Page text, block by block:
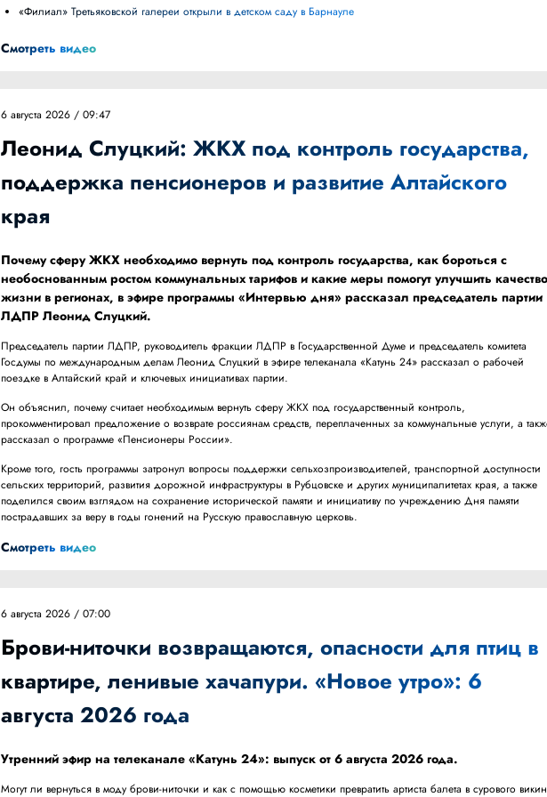
«Филиал» Третьяковской галереи открыли в детском саду в Барнауле
Смотреть видео
6 августа 2026 / 09:47
Леонид Слуцкий: ЖКХ под контроль государства,
поддержка пенсионеров и развитие Алтайского
края
Почему сферу ЖКХ необходимо вернуть под контроль государства, как бороться с
необоснованным ростом коммунальных тарифов и какие меры помогут улучшить
жизни в регионах, в эфире программы «Интервью дня» рассказал председатель партии
ЛДПР Леонид Слуцкий.
Председатель партии ЛДПР, руководитель фракции ЛДПР в Государственной Думе и председатель комитета
Госдумы по международным делам Леонид Слуцкий в эфире телеканала «Катунь 24» рассказал о рабочей
поездке в Алтайский край и ключевых инициативах партии.
Он объяснил, почему считает необходимым вернуть сферу ЖКХ под государственный контроль,
прокомментировал предложение о возврате россиянам средств, переплаченных за коммунальные услуги, а
рассказал о программе «Пенсионеры России».
Кроме того, гость программы затронул вопросы поддержки сельхозпроизводителей, транспортной доступности
сельских территорий, развития дорожной инфраструктуры в Рубцовске и других муниципалитетах края, а также
поделился своим взглядом на сохранение исторической памяти и инициативу по учреждению Дня памяти
пострадавших за веру в годы гонений на Русскую православную церковь.
Смотреть видео
6 августа 2026 / 07:00
Брови-ниточки возвращаются, опасности для птиц в
квартире, ленивые хачапури. «Новое утро»: 6
августа 2026 года
Утренний эфир на телеканале «Катунь 24»: выпуск от 6 августа 2026 года.
Могут ли вернуться в моду брови-ниточки и как с помощью косметики превратить артиста балета в сурового